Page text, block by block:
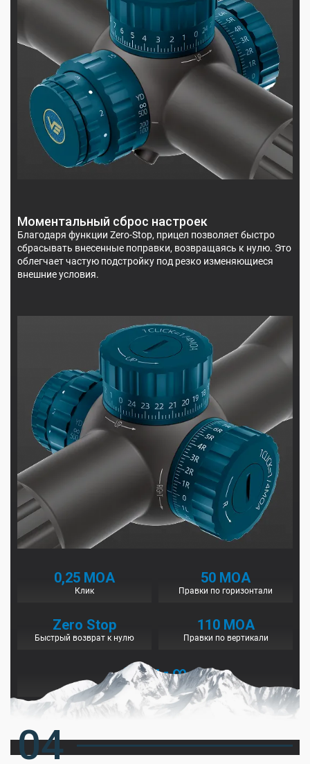
Моментальный сброс настроек
Благодаря функции Zero-Stop, прицел позволяет быстро
сбрасывать внесенные поправки, возвращаясь к нулю. Это
облегчает частую подстройку под резко изменяющиеся
внешние условия.
0,25 МОА
Клик
50 МОА
Правки по горизонтали
Zero Stop
Быстрый возврат к нулю
110 МОА
Правки по вертикали
13,7м - ∞
Регулируемый параллакс
04